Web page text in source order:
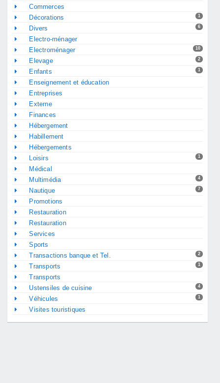
Commerces
1
Décorations
6
Divers
Electro-ménager
10
Electroménager
2
Elevage
1
Enfants
Enseignement et éducation
Entreprises
Externe
Finances
Hébergement
Habillement
Hébergements
1
Loisirs
Médical
4
Multimédia
7
Nautique
Promotions
Restauration
Restauration
Services
Sports
2
Transactions banque et Tel.
1
Transports
Transports
4
Ustensiles de cuisine
1
Véhicules
Visites touristiques